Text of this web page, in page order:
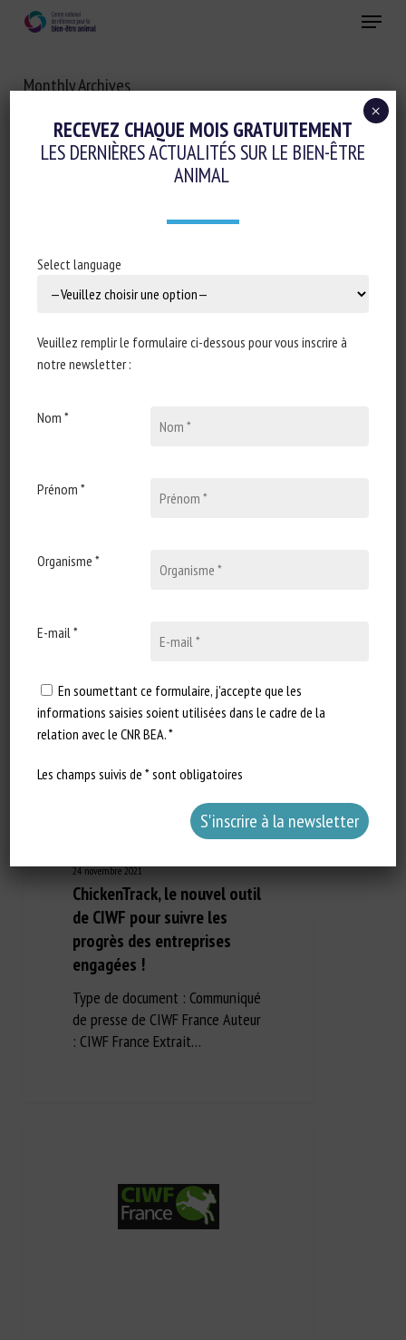
content
Menu
Monthly Archives
Aquaculture industry faces
farmed fish slaughter laws
The Fish Site…
24 novembre 2021
ChickenTrack, le nouvel outil
de CIWF pour suivre les
progrès des entreprises
engagées !
Type de document : Communiqué
de presse de CIWF France Auteur
: CIWF France Extrait…
RECEVEZ CHAQUE MOIS GRATUITEMENT
LES DERNIÈRES ACTUALITÉS SUR LE BIEN-ÊTRE
ANIMAL
Select language
Veuillez remplir le formulaire ci-dessous pour vous inscrire à
notre newsletter :
Nom *
Prénom *
Organisme *
E-mail *
En soumettant ce formulaire, j'accepte que les
informations saisies soient utilisées dans le cadre de la
relation avec le CNR BEA. *
Les champs suivis de * sont obligatoires
×